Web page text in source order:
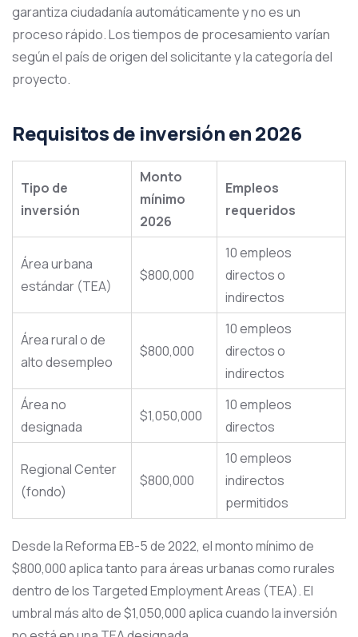
garantiza ciudadanía automáticamente y no es un
proceso rápido. Los tiempos de procesamiento varían
según el país de origen del solicitante y la categoría del
proyecto.
Requisitos de inversión en 2026
Tipo de
inversión
Monto
mínimo
2026
Empleos
requeridos
Área urbana
estándar (TEA)
$800,000
10 empleos
directos o
indirectos
Área rural o de
alto desempleo
$800,000
10 empleos
directos o
indirectos
Área no
designada
$1,050,000
10 empleos
directos
Regional Center
(fondo)
$800,000
10 empleos
indirectos
permitidos
Desde la Reforma EB-5 de 2022, el monto mínimo de
$800,000 aplica tanto para áreas urbanas como rurales
dentro de los Targeted Employment Areas (TEA). El
umbral más alto de $1,050,000 aplica cuando la inversión